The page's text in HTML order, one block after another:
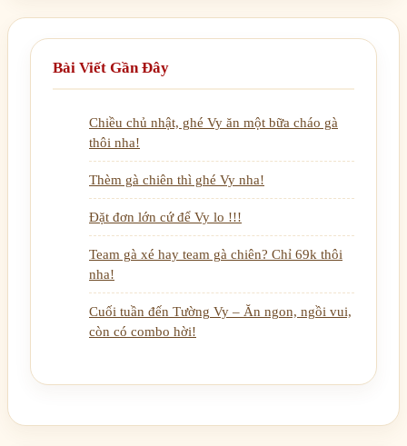
Bài Viết Gần Đây
Chiều chủ nhật, ghé Vy ăn một bữa cháo gà
thôi nha!
Thèm gà chiên thì ghé Vy nha!
Đặt đơn lớn cứ để Vy lo !!!
Team gà xé hay team gà chiên? Chỉ 69k thôi
nha!
Cuối tuần đến Tường Vy – Ăn ngon, ngồi vui,
còn có combo hời!